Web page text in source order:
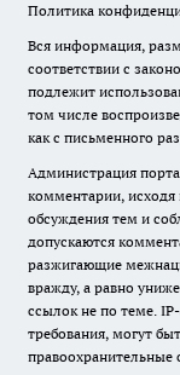
Политика
Вся информация,
соответствии с
подлежит
том числе
как с письменного
Администрация
комментарии, исходя
обсуждения тем и
допускаются
разжигающие
вражду, а равно
ссылок не по теме.
требования, могут
правоохранительные